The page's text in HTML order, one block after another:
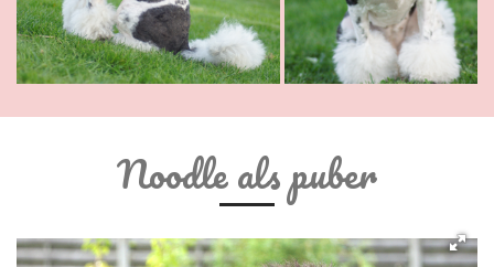
Noodle als puber